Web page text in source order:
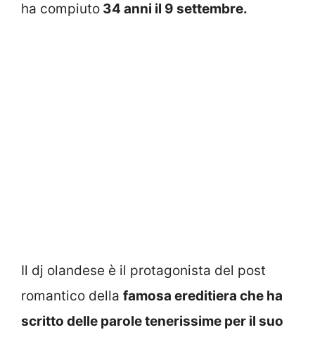
ha compiuto 34 anni il 9 settembre.
Il dj olandese è il protagonista del post
romantico della famosa ereditiera che ha
scritto delle parole tenerissime per il suo